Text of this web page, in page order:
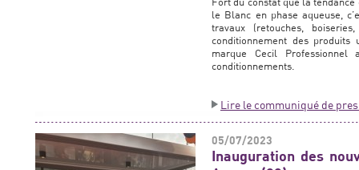
le Blanc en phase aqueuse,
travaux (retouches,
conditionnement des
marque Cecil
conditionnements.
Lire le communiqué de
05/07/2023
Inauguration des